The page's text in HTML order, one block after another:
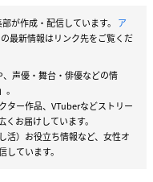
が作成・配信しています。 ア
の最新情報はリンク先をご覧くだ
声優・舞台・俳優などの情
ター作品、VTuberなどストリー
お届けしています。
活）お役立ち情報など、女性オ
ています。